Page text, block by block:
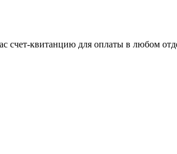
счет-квитанцию для оплаты в любом